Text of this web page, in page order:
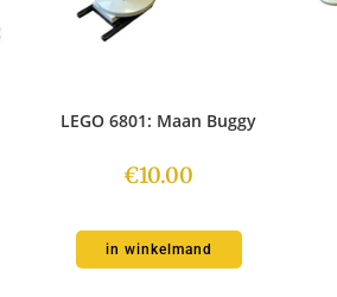
LEGO 6801: Maan Buggy
€10.00
in winkelmand